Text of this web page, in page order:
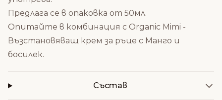
Предлага се в опаковка от 50мл.
Опитайте в комбинация с Organic Mimi -
Възстановяващ крем за ръце с Манго и
босилек.
Състав